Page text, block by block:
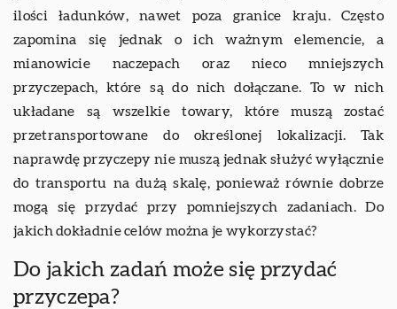
ilości ładunków, nawet poza granice kraju. Często
zapomina się jednak o ich ważnym elemencie, a
mianowicie naczepach oraz nieco mniejszych
przyczepach, które są do nich dołączane. To w nich
układane są wszelkie towary, które muszą zostać
przetransportowane do określonej lokalizacji. Tak
naprawdę przyczepy nie muszą jednak służyć wyłącznie
do transportu na dużą skalę, ponieważ równie dobrze
mogą się przydać przy pomniejszych zadaniach. Do
jakich dokładnie celów można je wykorzystać?
Do jakich zadań może się przydać
przyczepa?